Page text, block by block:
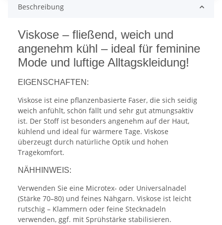
Beschreibung
Viskose – fließend, weich und
angenehm kühl – ideal für feminine
Mode und luftige Alltagskleidung!
EIGENSCHAFTEN:
Viskose ist eine pflanzenbasierte Faser, die sich seidig
weich anfühlt, schön fällt und sehr gut atmungsaktiv
ist. Der Stoff ist besonders angenehm auf der Haut,
kühlend und ideal für wärmere Tage. Viskose
überzeugt durch natürliche Optik und hohen
Tragekomfort.
NÄHHINWEIS:
Verwenden Sie eine Microtex- oder Universalnadel
(Stärke 70–80) und feines Nähgarn. Viskose ist leicht
rutschig – Klammern oder feine Stecknadeln
verwenden, ggf. mit Sprühstärke stabilisieren.